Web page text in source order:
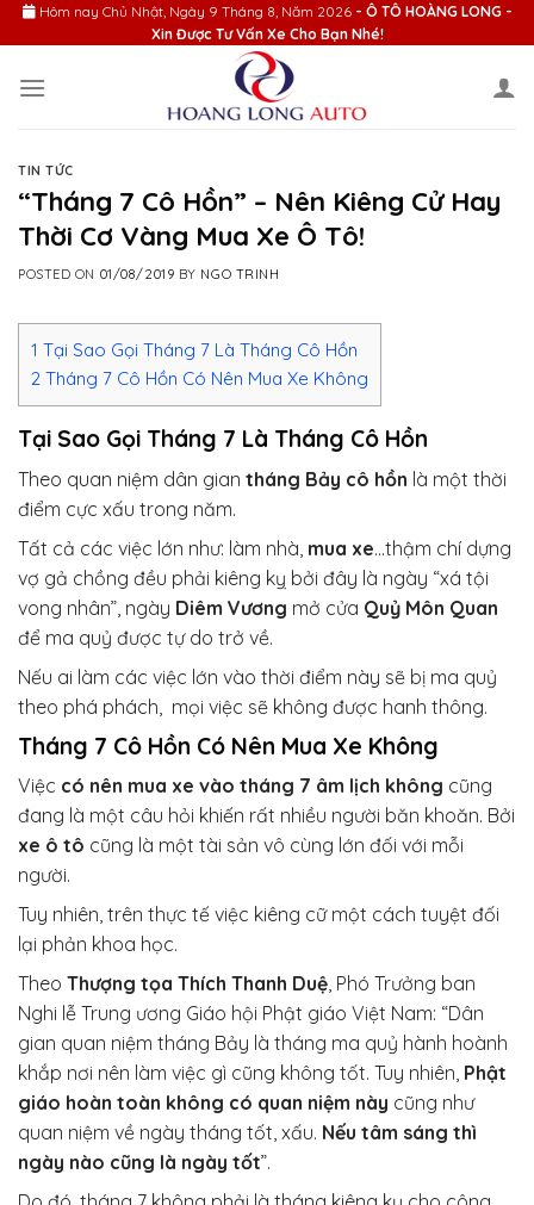
Skip
to
Hôm nay Chủ Nhật, Ngày 9 Tháng 8, Năm 2026 - Ô TÔ HOÀNG LONG -
Xin Được Tư Vấn Xe Cho Bạn Nhé!
TIN TỨC
“Tháng 7 Cô Hồn” – Nên Kiêng Cử Hay
Thời Cơ Vàng Mua Xe Ô Tô!
POSTED ON 01/08/2019 BY NGO TRINH
1 Tại Sao Gọi Tháng 7 Là Tháng Cô Hồn
2 Tháng 7 Cô Hồn Có Nên Mua Xe Không
Tại Sao Gọi Tháng 7 Là Tháng Cô Hồn
Theo quan niệm dân gian tháng Bảy cô hồn là một thời
điểm cực xấu trong năm.
Tất cả các việc lớn như: làm nhà, mua xe…thậm chí dựng
vợ gả chồng đều phải kiêng kỵ bởi đây là ngày “xá tội
vong nhân”, ngày Diêm Vương mở cửa Quỷ Môn Quan
để ma quỷ được tự do trở về.
Nếu ai làm các việc lớn vào thời điểm này sẽ bị ma quỷ
theo phá phách, mọi việc sẽ không được hanh thông.
Tháng 7 Cô Hồn Có Nên Mua Xe Không
Việc có nên mua xe vào tháng 7 âm lịch không cũng
đang là một câu hỏi khiến rất nhiều người băn khoăn. Bởi
xe ô tô cũng là một tài sản vô cùng lớn đối với mỗi
người.
Tuy nhiên, trên thực tế việc kiêng cữ một cách tuyệt đối
lại phản khoa học.
Theo Thượng tọa Thích Thanh Duệ, Phó Trưởng ban
Nghi lễ Trung ương Giáo hội Phật giáo Việt Nam: “Dân
gian quan niệm tháng Bảy là tháng ma quỷ hành hoành
khắp nơi nên làm việc gì cũng không tốt. Tuy nhiên, Phật
giáo hoàn toàn không có quan niệm này cũng như
quan niệm về ngày tháng tốt, xấu. Nếu tâm sáng thì
ngày nào cũng là ngày tốt”.